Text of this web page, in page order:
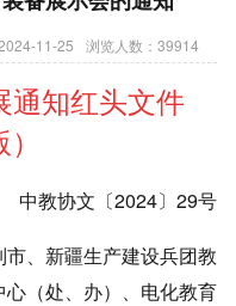
11-25 浏览人数：39914
通知红头文件
中教协文〔2024〕29号
、新疆生产建设兵团教
（处、办）、电化教育